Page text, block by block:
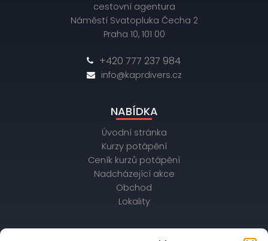
cestovní agentura
Náměstí Svatopluka Čecha 2
Praha 10, 101 00
+420 777 237 984
info@kaprdivers.cz
NABÍDKA
Úvodní stránka
Kurzy potápění
Ceník kurzů potápění
Nadcházející akce
Obchod
Lokality
OBCHODNÍ ÚDAJE